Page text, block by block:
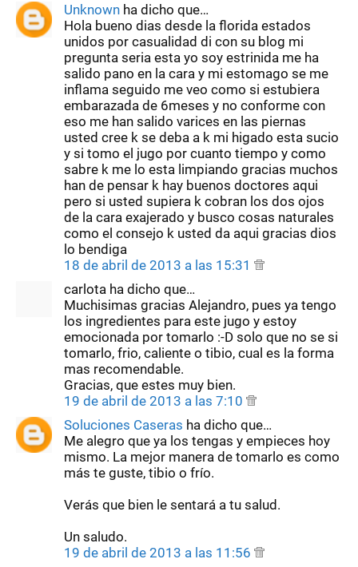
Unknown ha dicho que…
Hola bueno dias desde la florida estados
unidos por casualidad di con su blog mi
pregunta seria esta yo soy estrinida me ha
salido pano en la cara y mi estomago se me
inflama seguido me veo como si estubiera
embarazada de 6meses y no conforme con
eso me han salido varices en las piernas
usted cree k se deba a k mi higado esta sucio
y si tomo el jugo por cuanto tiempo y como
sabre k me lo esta limpiando gracias muchos
han de pensar k hay buenos doctores aqui
pero si usted supiera k cobran los dos ojos
de la cara exajerado y busco cosas naturales
como el consejo k usted da aqui gracias dios
lo bendiga
18 de abril de 2013 a las 15:31
carlota ha dicho que…
Muchisimas gracias Alejandro, pues ya tengo
los ingredientes para este jugo y estoy
emocionada por tomarlo :-D solo que no se si
tomarlo, frio, caliente o tibio, cual es la forma
mas recomendable.
Gracias, que estes muy bien.
19 de abril de 2013 a las 7:10
Soluciones Caseras ha dicho que…
Me alegro que ya los tengas y empieces hoy
mismo. La mejor manera de tomarlo es como
más te guste, tibio o frío.
Verás que bien le sentará a tu salud.
Un saludo.
19 de abril de 2013 a las 11:56